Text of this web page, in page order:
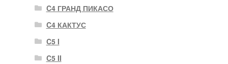
C4 ГРАНД ПИКАСО
C4 КАКТУС
C5 I
C5 II